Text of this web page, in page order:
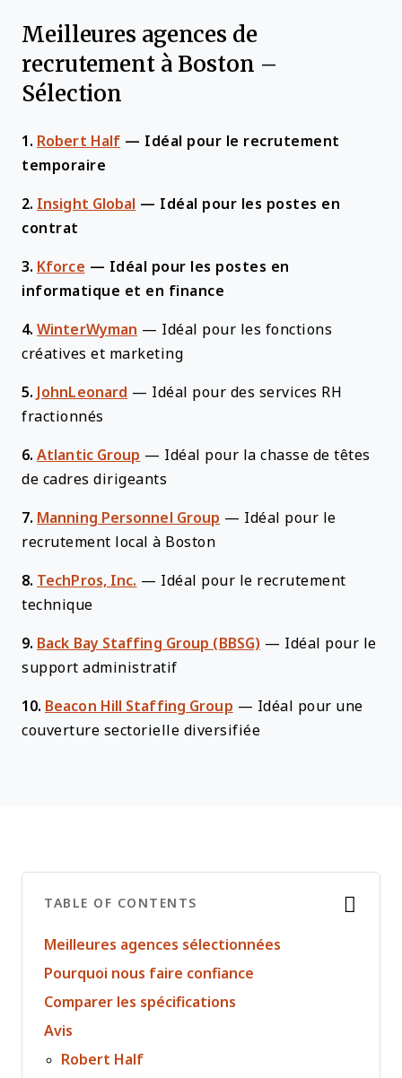
Meilleures agences de
recrutement à Boston –
Sélection
1. Robert Half — Idéal pour le recrutement
temporaire
2. Insight Global — Idéal pour les postes en
contrat
3. Kforce — Idéal pour les postes en
informatique et en finance
4. WinterWyman — Idéal pour les fonctions
créatives et marketing
5. JohnLeonard — Idéal pour des services RH
fractionnés
6. Atlantic Group — Idéal pour la chasse de têtes
de cadres dirigeants
7. Manning Personnel Group — Idéal pour le
recrutement local à Boston
8. TechPros, Inc. — Idéal pour le recrutement
technique
9. Back Bay Staffing Group (BBSG) — Idéal pour le
support administratif
10. Beacon Hill Staffing Group — Idéal pour une
couverture sectorielle diversifiée
TABLE OF CONTENTS
Meilleures agences sélectionnées
Pourquoi nous faire confiance
Comparer les spécifications
Avis
Robert Half